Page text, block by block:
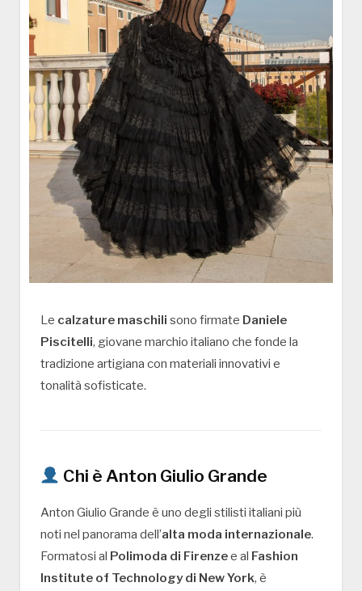
Le calzature maschili sono firmate Daniele
Piscitelli, giovane marchio italiano che fonde la
tradizione artigiana con materiali innovativi e
tonalità sofisticate.
Chi è Anton Giulio Grande
Anton Giulio Grande è uno degli stilisti italiani più
noti nel panorama dell’alta moda internazionale.
Formatosi al Polimoda di Firenzee al Fashion
Institute of Technology di New York, è